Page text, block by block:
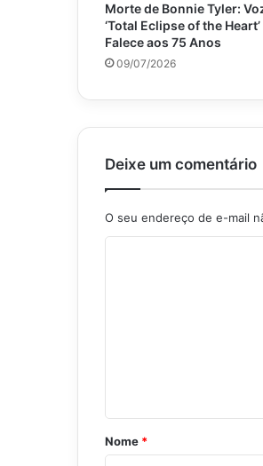
Morte de Bonnie Tyler:
‘Total Eclipse of the Heart’
Falece aos 75 Anos
09/07/2026
Deixe um comentário
O seu endereço de e-mail
r
Nome *